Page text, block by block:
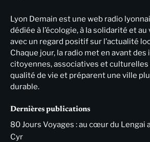
Lyon Demain est une web radio
dédiée à l’écologie, à la solidarité et
avec un regard positif sur l’actualité
Chaque jour, la radio met en avant
citoyennes, associatives et
qualité de vie et préparent une ville
durable.
Dernières publications
80 Jours Voyages : au cœur du Lengai
Cyr